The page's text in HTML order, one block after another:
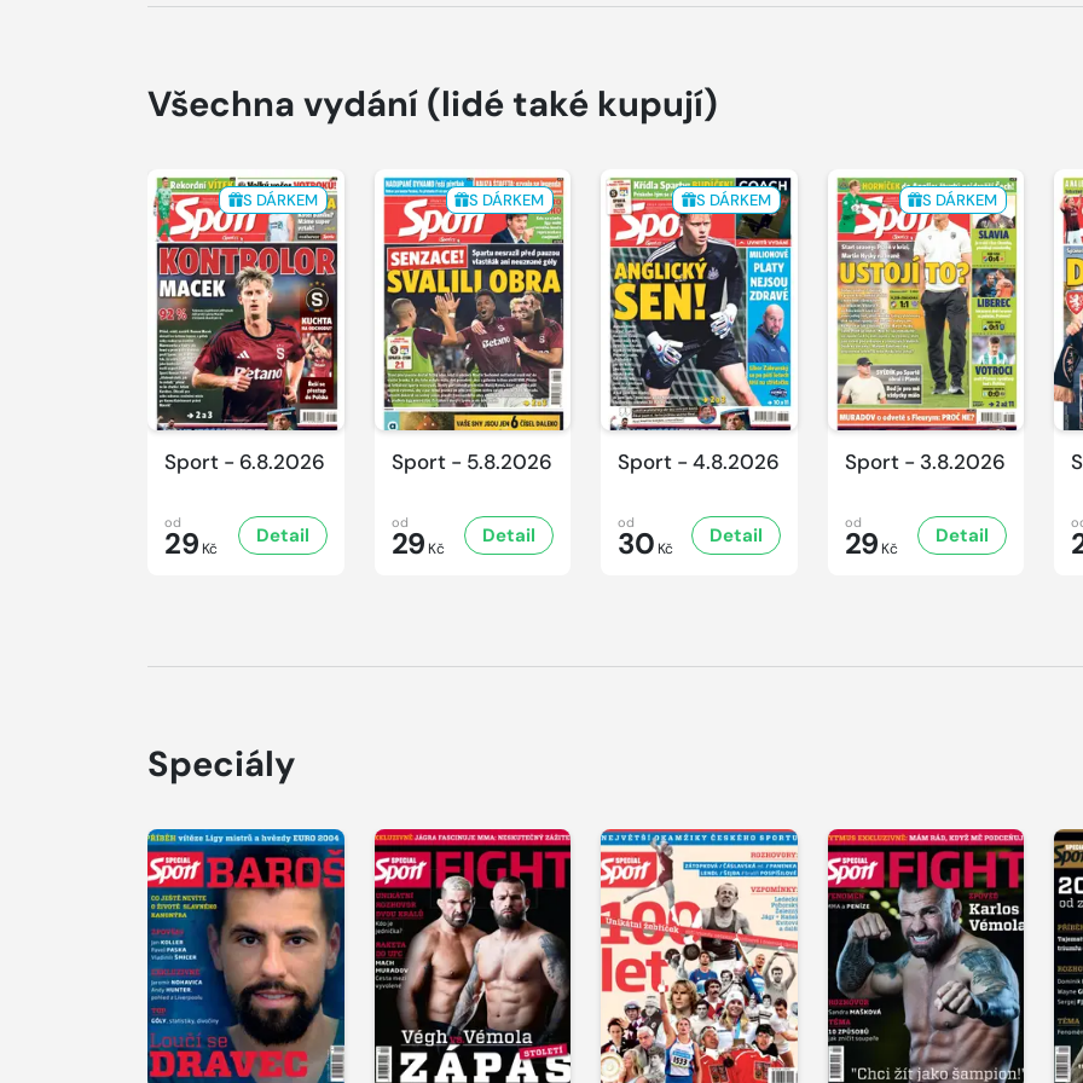
Všechna vydání (lidé také kupují)
S DÁRKEM
Sport - 6.8.2026
od
29 Kč
Detail
S DÁRKEM
Sport - 5.8.2026
od
29 Kč
Detail
S DÁRKEM
Sport - 4.8.2026
od
30 Kč
Detail
S DÁRKEM
Sport - 3.8.2026
od
29 Kč
Detail
Speciály